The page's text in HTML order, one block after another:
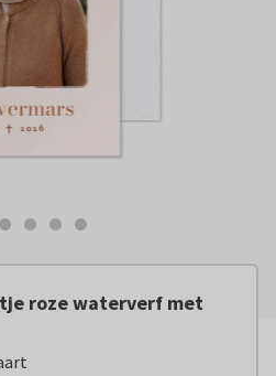
roze waterverf met